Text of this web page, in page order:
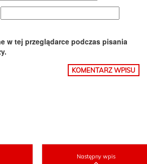
w tej przeglądarce podczas pisania
Następny wpis